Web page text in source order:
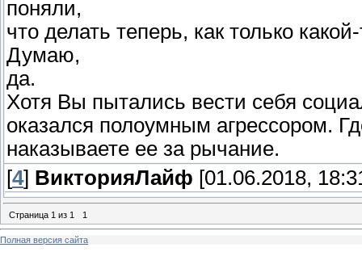
поняли,
что делать теперь, как только
Думаю,
да.
Хотя Вы пытались вести себя
оказался полоумным агрессором.
наказываете ее за рычание.
[4] ВикторияЛайф [01.06.2018,
Страница 1 из 1 1
Полная версия сайта